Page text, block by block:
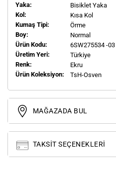
Yaka:
Bisiklet Yaka
Kol:
Kısa Kol
Kumaş Tipi:
Örme
Boy:
Normal
Ürün Kodu:
6SW275534 -03
Üretim Yeri:
Türkiye
Renk:
Ekru
Ürün Koleksiyon:
TsH-Osven
MAĞAZADA BUL
TAKSIT SEÇENEKLERI